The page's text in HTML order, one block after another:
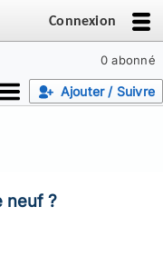
Connexion
0 abonné
Ajouter / Suivre
neuf ?